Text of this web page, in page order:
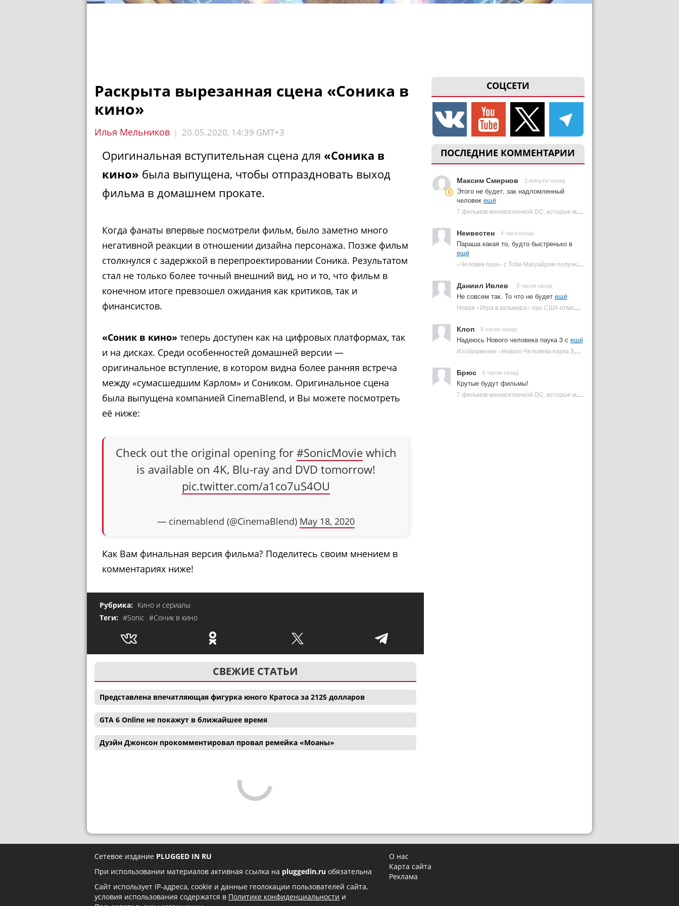
СОЦСЕТИ
ПОСЛЕДНИЕ КОММЕНТАРИИ
Максим Смирнов 2 минуты назад
Этого не будет, зак надломленный
человек ещё
7 фильмов киновселенной DC, которые может снять Зак Снайдер | Plugged In Ru
Неивестен 4 часа назад
Параша какая то, будто быстренько в
ещё
«Человек-паук» с Тоби Магуайром получил новый постер | Plugged In Ru
Даниил Ивлев 5 часов назад
Не совсем так. То что не будет ещё
Новая «Игра в кальмара» про США отменена | Plugged In Ru
Клоп 5 часов назад
Надеюсь Нового человека паука 3 с ещё
Изображение «Нового Человека-паука 3» подтвердило Зловещую шестерку | Plugged In Ru
Брюс 6 часов назад
Крутые будут фильмы!
7 фильмов киновселенной DC, которые может снять Зак Снайдер | Plugged In Ru
Раскрыта вырезанная сцена «Соника в
кино»
Илья Мельников | 20.05.2020, 14:39 GMT+3
Оригинальная вступительная сцена для «Соника в
кино» была выпущена, чтобы отпраздновать выход
фильма в домашнем прокате.
Когда фанаты впервые посмотрели фильм, было заметно много
негативной реакции в отношении дизайна персонажа. Позже фильм
столкнулся с задержкой в перепроектировании Соника. Результатом
стал не только более точный внешний вид, но и то, что фильм в
конечном итоге превзошел ожидания как критиков, так и
финансистов.
«Соник в кино» теперь доступен как на цифровых платформах, так
и на дисках. Среди особенностей домашней версии —
оригинальное вступление, в котором видна более ранняя встреча
между «сумасшедшим Карлом» и Соником. Оригинальное сцена
была выпущена компанией CinemaBlend, и Вы можете посмотреть
её ниже:
Check out the original opening for #SonicMoviewhich
is available on 4K, Blu-ray and DVD tomorrow!
pic.twitter.com/a1co7uS4OU
— cinemablend (@CinemaBlend) May 18, 2020
Как Вам финальная версия фильма? Поделитесь своим мнением в
комментариях ниже!
Рубрика: Кино и сериалы
Теги: #Sonic #Соник в кино
СВЕЖИЕ СТАТЬИ
Представлена впечатляющая фигурка юного Кратоса за 2125 долларов
GTA 6 Online не покажут в ближайшее время
Дуэйн Джонсон прокомментировал провал ремейка «Моаны»
Сетевое издание PLUGGED IN RU
При использовании материалов активная ссылка на pluggedin.ru обязательна
Сайт использует IP-адреса, cookie и данные геолокации пользователей сайта,
условия использования содержатся в Политике конфиденциальности и
О нас
Карта сайта
Реклама